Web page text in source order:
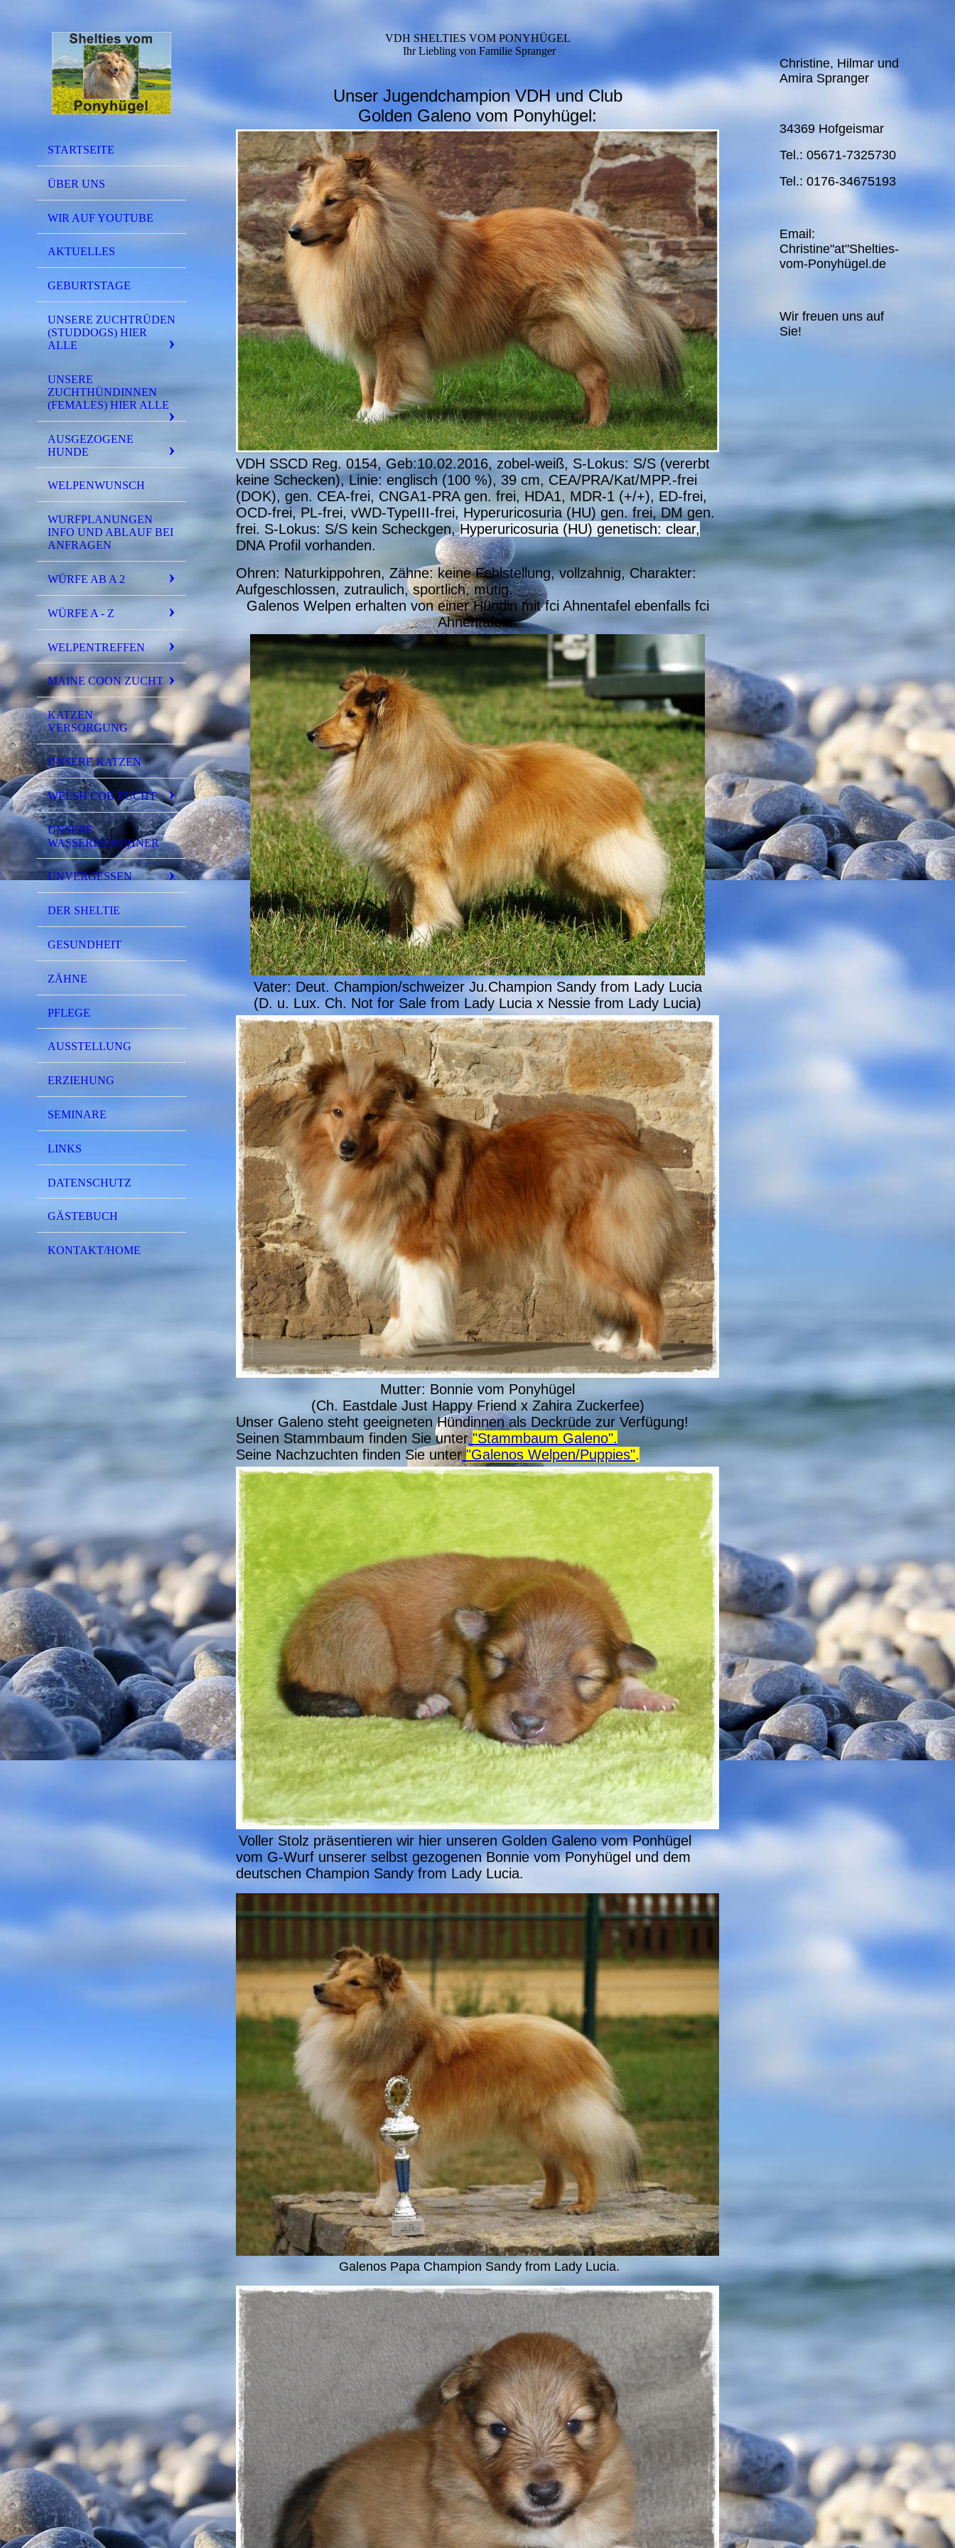
STARTSEITE
ÜBER UNS
WIR AUF YOUTUBE
AKTUELLES
GEBURTSTAGE
UNSERE ZUCHTRÜDEN
(STUDDOGS) HIER
ALLE
UNSERE
ZUCHTHÜNDINNEN
(FEMALES) HIER ALLE
AUSGEZOGENE
HUNDE
WELPENWUNSCH
WURFPLANUNGEN
INFO UND ABLAUF BEI
ANFRAGEN
WÜRFE AB A 2
WÜRFE A - Z
WELPENTREFFEN
MAINE COON ZUCHT
KATZEN
VERSORGUNG
UNSERE KATZEN
WELSH COB ZUCHT
UNSERE
WASSERBEWOHNER
UNVERGESSEN
DER SHELTIE
GESUNDHEIT
ZÄHNE
PFLEGE
AUSSTELLUNG
ERZIEHUNG
SEMINARE
LINKS
DATENSCHUTZ
GÄSTEBUCH
KONTAKT/HOME
VDH SHELTIES VOM PONYHÜGEL
Ihr Liebling von Familie Spranger
Unser Jugendchampion VDH und Club
Golden Galeno vom Ponyhügel:
VDH SSCD Reg. 0154, Geb:10.02.2016, zobel-weiß, S-Lokus: S/S (vererbt
keine Schecken),Linie: englisch (100 %), 39 cm, CEA/PRA/Kat/MPP.-frei
(DOK), gen. CEA-frei, CNGA1-PRA gen. frei, HDA1, MDR-1 (+/+), ED-frei,
OCD-frei, PL-frei, vWD-TypeIII-frei, Hyperuricosuria (HU) gen. frei, DM gen.
frei. S-Lokus: S/S kein Scheckgen,Hyperuricosuria (HU) genetisch: clear,
DNA Profil vorhanden.
Ohren: Naturkippohren,Zähne: keine Fehlstellung, vollzahnig,Charakter:
Aufgeschlossen, zutraulich, sportlich, mutig.
Galenos Welpen erhalten von einer Hündin mit fci Ahnentafel ebenfalls fci
Ahnentafeln.
Vater: Deut. Champion/schweizer Ju.Champion Sandy from Lady Lucia
(D. u. Lux. Ch. Not for Sale from Lady Lucia x Nessie from Lady Lucia)
Mutter: Bonnie vom Ponyhügel
(Ch. Eastdale Just Happy Friend x Zahira Zuckerfee)
Unser Galeno steht geeigneten Hündinnen als Deckrüde zur Verfügung!
Seinen Stammbaum finden Sie unter "Stammbaum Galeno".
Seine Nachzuchten finden Sie unter "Galenos Welpen/Puppies".
Voller Stolz präsentieren wir hier unseren Golden Galeno vom Ponhügel
vom G-Wurf unserer selbst gezogenen Bonnie vom Ponyhügel und dem
deutschen Champion Sandy from Lady Lucia.
Galenos Papa Champion Sandy from Lady Lucia.
Christine, Hilmar und
Amira Spranger
34369 Hofgeismar
Tel.: 05671-7325730
Tel.: 0176-34675193
Email:
Christine"at"Shelties-
vom-Ponyhügel.de
Wir freuen uns auf
Sie!